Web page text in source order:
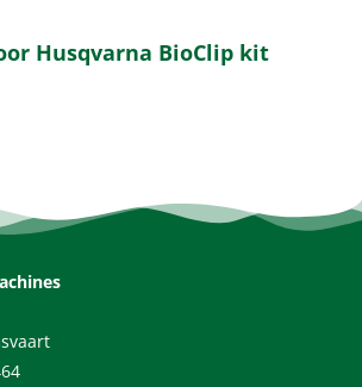
Husqvarna BioClip kit